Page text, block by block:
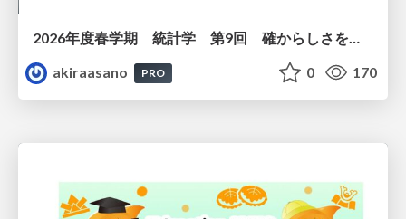
2026年度春学期 統計学 第9回 確からしさを記述する ー 確率 (2026. 5. 28)
akiraasano
PRO 0 170